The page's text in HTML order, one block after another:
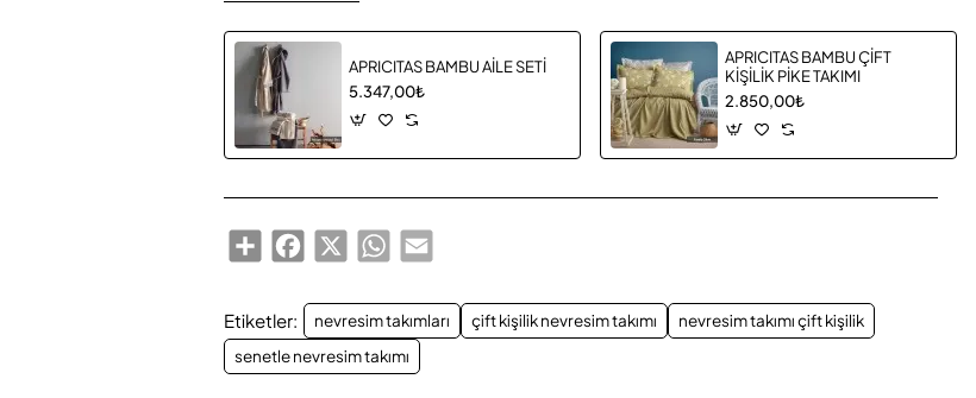
APRICITAS BAMBU AİLE SETİ
5.347,00₺
APRICITAS BAMBU ÇİFT
KİŞİLİK PİKE TAKIMI
2.850,00₺
ShareFacebook
X WhatsApp
Email
Etiketler: nevresim takımları çift kişilik nevresim takımı
nevresim takımı çift kişilik
senetle nevresim takımı